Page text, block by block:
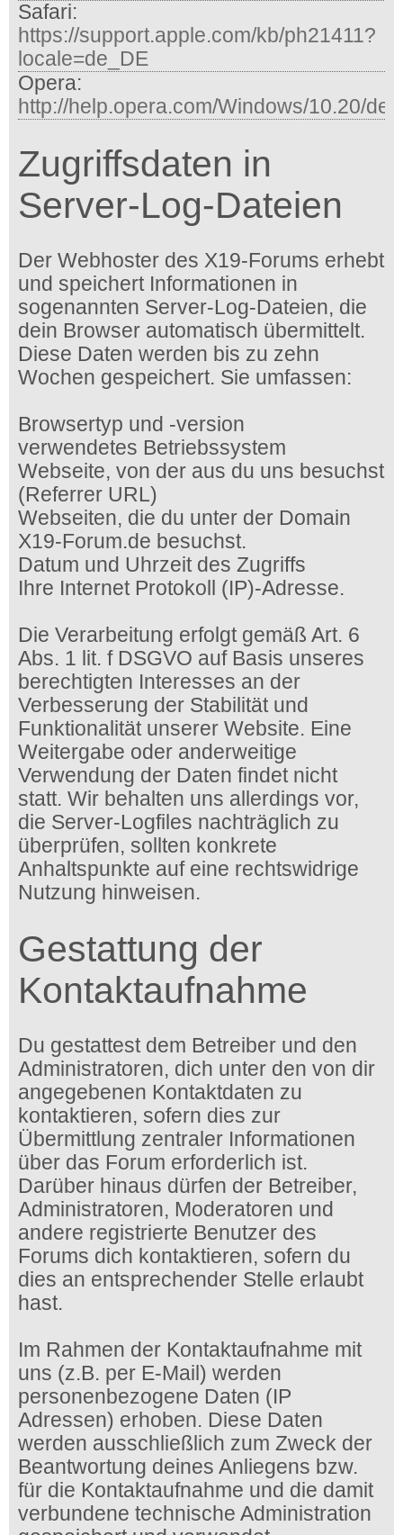
Safari:
https://support.apple.com/kb/ph21411?
locale=de_DE
Opera:
http://help.opera.com/Windows/10.20/de/
Zugriffsdaten in
Server-Log-Dateien
Der Webhoster des X19-Forums erhebt
und speichert Informationen in
sogenannten Server-Log-Dateien, die
dein Browser automatisch übermittelt.
Diese Daten werden bis zu zehn
Wochen gespeichert. Sie umfassen:
Browsertyp und -version
verwendetes Betriebssystem
Webseite, von der aus du uns besuchst
(Referrer URL)
Webseiten, die du unter der Domain
X19-Forum.de besuchst.
Datum und Uhrzeit des Zugriffs
Ihre Internet Protokoll (IP)-Adresse.
Die Verarbeitung erfolgt gemäß Art. 6
Abs. 1 lit. f DSGVO auf Basis unseres
berechtigten Interesses an der
Verbesserung der Stabilität und
Funktionalität unserer Website. Eine
Weitergabe oder anderweitige
Verwendung der Daten findet nicht
statt. Wir behalten uns allerdings vor,
die Server-Logfiles nachträglich zu
überprüfen, sollten konkrete
Anhaltspunkte auf eine rechtswidrige
Nutzung hinweisen.
Gestattung der
Kontaktaufnahme
Du gestattest dem Betreiber und den
Administratoren, dich unter den von dir
angegebenen Kontaktdaten zu
kontaktieren, sofern dies zur
Übermittlung zentraler Informationen
über das Forum erforderlich ist.
Darüber hinaus dürfen der Betreiber,
Administratoren, Moderatoren und
andere registrierte Benutzer des
Forums dich kontaktieren, sofern du
dies an entsprechender Stelle erlaubt
hast.
Im Rahmen der Kontaktaufnahme mit
uns (z.B. per E-Mail) werden
personenbezogene Daten (IP
Adressen) erhoben. Diese Daten
werden ausschließlich zum Zweck der
Beantwortung deines Anliegens bzw.
für die Kontaktaufnahme und die damit
verbundene technische Administration